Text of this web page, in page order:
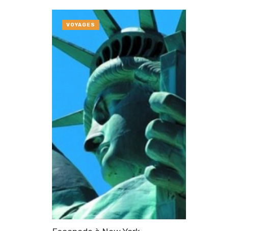
VOYAGES